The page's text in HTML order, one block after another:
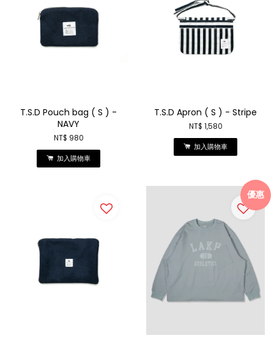
T.S.D Pouch bag ( S ) -
NAVY
NT$ 980
加入購物車
T.S.D Apron ( S ) - Stripe
NT$ 1,580
加入購物車
優惠